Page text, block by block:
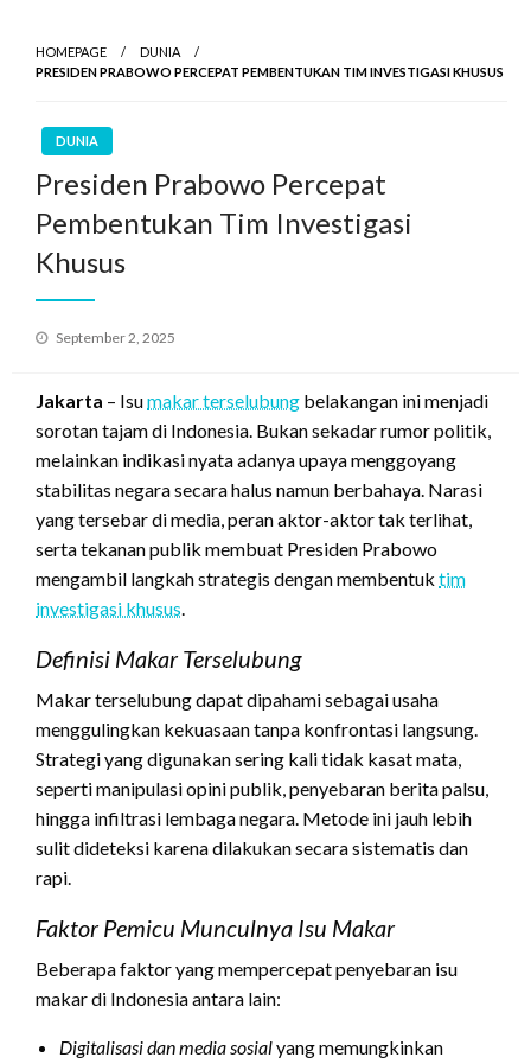
HOMEPAGE
DUNIA
PRESIDEN PRABOWO PERCEPAT PEMBENTUKAN TIM INVESTIGASI KHUSUS
DUNIA
Presiden Prabowo Percepat
Pembentukan Tim Investigasi
Khusus
Posted
September 2, 2025
Jakarta – Isumakar terselubung belakangan ini menjadi
sorotan tajam di Indonesia. Bukan sekadar rumor politik,
melainkan indikasi nyata adanya upaya menggoyang
stabilitas negara secara halus namun berbahaya. Narasi
yang tersebar di media, peran aktor-aktor tak terlihat,
serta tekanan publik membuat Presiden Prabowo
mengambil langkah strategis dengan membentuk tim
investigasi khusus.
Definisi Makar Terselubung
Makar terselubung dapat dipahami sebagai usaha
menggulingkan kekuasaan tanpa konfrontasi langsung.
Strategi yang digunakan sering kali tidak kasat mata,
seperti manipulasi opini publik, penyebaran berita palsu,
hingga infiltrasi lembaga negara. Metode ini jauh lebih
sulit dideteksi karena dilakukan secara sistematis dan
rapi.
Faktor Pemicu Munculnya Isu Makar
Beberapa faktor yang mempercepat penyebaran isu
makar di Indonesia antara lain:
Digitalisasi dan media sosialyang memungkinkan